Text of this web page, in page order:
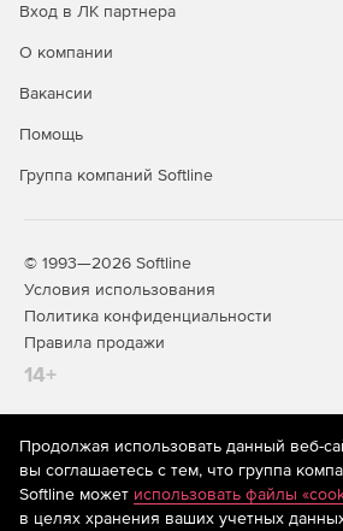
Вход в ЛК партнера
О компании
Вакансии
Помощь
Группа компаний Softline
© 1993—2026 Softline
Условия использования
Политика конфиденциальности
Правила продажи
14+
На информационном ресурсе
рекомендательные технологии
предоставления информации на основе
систематизации и анализа сведений,
Продолжая использовать данный веб-
вы соглашаетесь с тем, что группа
Softline может использовать файлы
в целях хранения ваших учетных